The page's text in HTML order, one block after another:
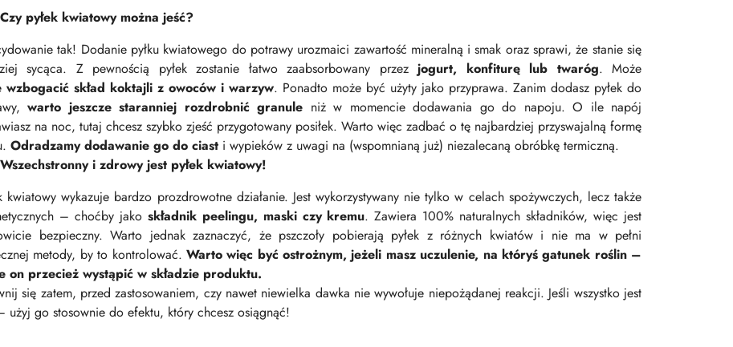
Czy pyłek kwiatowy można jeść?
tak! Dodanie pyłku kwiatowego do potrawy urozmaici zawartość mineralną i smak oraz sprawi, że stanie się
sycąca. Z pewnością pyłek zostanie łatwo zaabsorbowany przezjogurt, konfiturę lub twaróg. Może
wzbogacić skład koktajli z owoców i warzyw. Ponadto może być użyty jako przyprawa. Zanim dodasz pyłek do
warto jeszcze staranniej rozdrobnić granule niż w momencie dodawania go do napoju. O ile napój
na noc, tutaj chcesz szybko zjeść przygotowany posiłek. Warto więc zadbać o tę najbardziej przyswajalną formę
Odradzamy dodawanie go do ciast i wypieków z uwagi na (wspomnianą już) niezalecaną obróbkę termiczną.
Wszechstronny i zdrowy jest pyłek kwiatowy!
kwiatowy wykazuje bardzo prozdrowotne działanie. Jest wykorzystywany nie tylko w celach spożywczych, lecz także
– choćby jako składnik peelingu, maski czy kremu. Zawiera 100% naturalnych składników, więc jest
bezpieczny. Warto jednak zaznaczyć, że pszczoły pobierają pyłek z różnych kwiatów i nie ma w pełni
metody, by to kontrolować. Warto więc być ostrożnym, jeżeli masz uczulenie, na któryś gatunek roślin –
on przecież wystąpić w składzie produktu.
się zatem, przed zastosowaniem, czy nawet niewielka dawka nie wywołuje niepożądanej reakcji. Jeśli wszystko jest
użyj go stosownie do efektu, który chcesz osiągnąć!